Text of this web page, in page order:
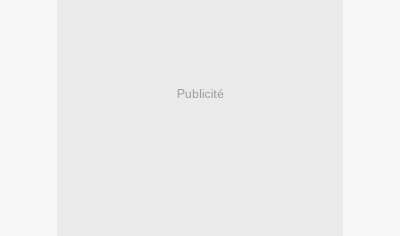
Publicité